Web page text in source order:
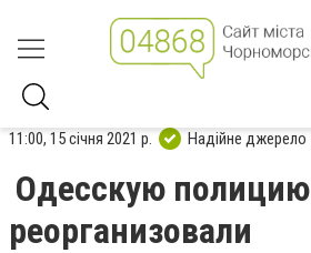
11:00, 15 січня 2021 р. Надійне джерело
Одесскую полицию
реорганизовали